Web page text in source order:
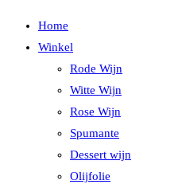
Home
Winkel
Rode Wijn
Witte Wijn
Rose Wijn
Spumante
Dessert wijn
Olijfolie